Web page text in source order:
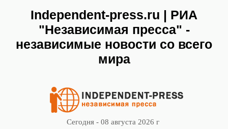
Independent-press.ru | РИА
"Независимая пресса" -
независимые новости со всего
мира
Сегодня - 08 августа 2026 г